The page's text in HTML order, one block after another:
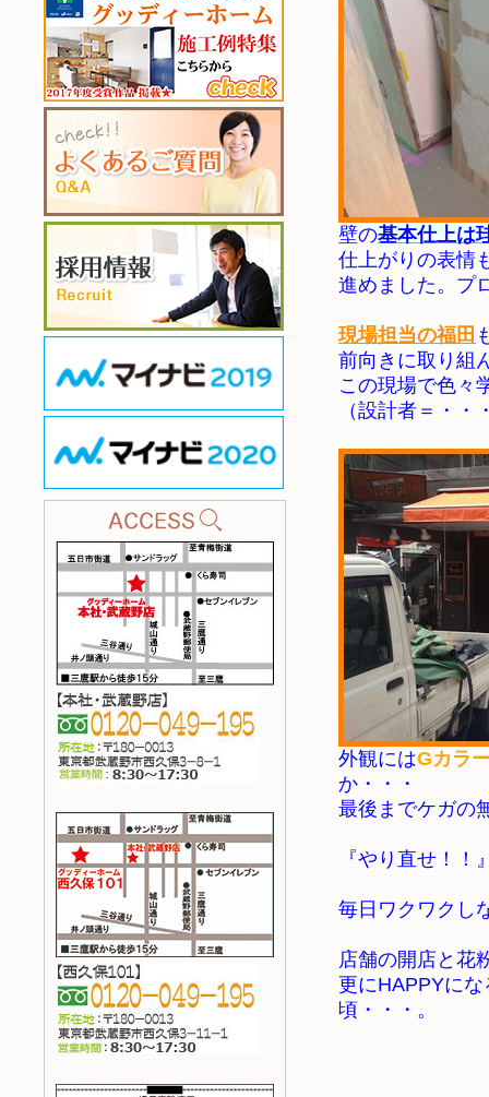
壁の基本仕上は
仕上がりの表情
進めました。プ
現場担当の福田
前向きに取り組
この現場で色々
（設計者＝・・
外観にはGカラ
か・・・
最後までケガの
『やり直せ！
毎日ワクワクし
店舗の開店と花
更にHAPPYに
頃・・・。